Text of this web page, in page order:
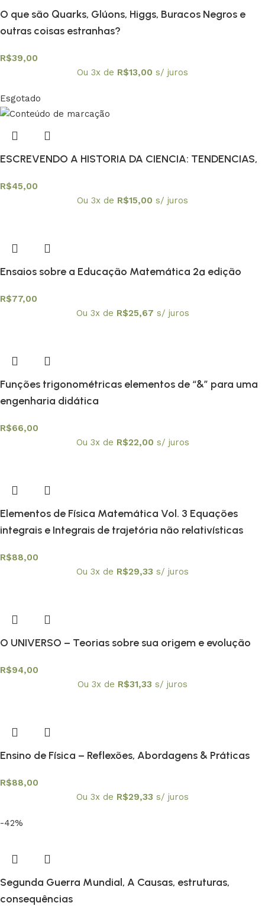
O que são Quarks, Glúons, Higgs, Buracos Negros e
outras coisas estranhas?
R$39,00
Ou 3x de R$13,00 s/ juros
Esgotado
ESCREVENDO A HISTORIA DA CIENCIA: TENDENCIAS,
R$45,00
Ou 3x de R$15,00 s/ juros
Ensaios sobre a Educação Matemática 2ª edição
R$77,00
Ou 3x de R$25,67 s/ juros
Funções trigonométricas elementos de “&” para uma
engenharia didática
R$66,00
Ou 3x de R$22,00 s/ juros
Elementos de Física Matemática Vol. 3 Equações
integrais e Integrais de trajetória não relativísticas
R$88,00
Ou 3x de R$29,33 s/ juros
O UNIVERSO – Teorias sobre sua origem e evolução
R$94,00
Ou 3x de R$31,33 s/ juros
Ensino de Física – Reflexões, Abordagens & Práticas
R$88,00
Ou 3x de R$29,33 s/ juros
-42%
Segunda Guerra Mundial, A Causas, estruturas,
consequências